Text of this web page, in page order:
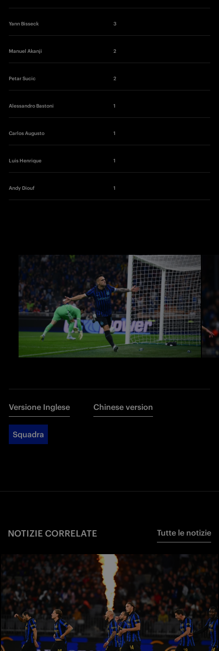
Yann Bisseck 3
Manuel Akanji 2
Petar Sucic 2
Alessandro Bastoni 1
Carlos Augusto 1
Luis Henrique 1
Andy Diouf 1
Versione Inglese Chinese version
Squadra
NOTIZIE CORRELATE Tutte le notizie